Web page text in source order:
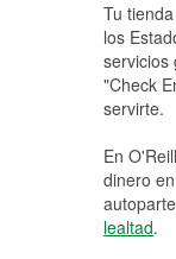
Tu
los
servicios
"Check
servirte.
En
dinero
lealtad.